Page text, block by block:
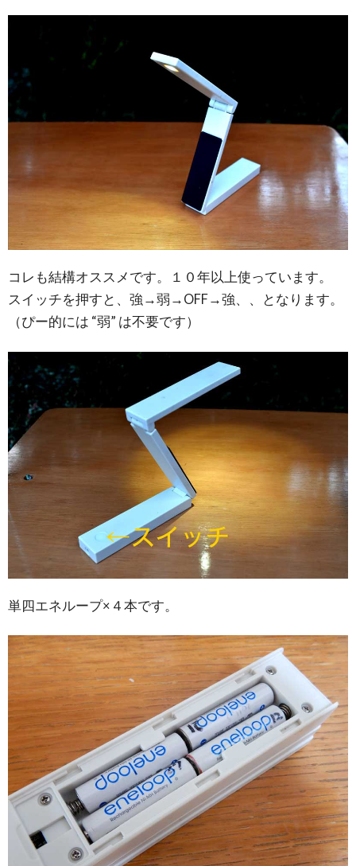
コレも結構オススメです。１０年以上使っています。
スイッチを押すと、強→弱→OFF→強、、となります。
（ぴー的には “弱” は不要です）
単四エネループ×４本です。